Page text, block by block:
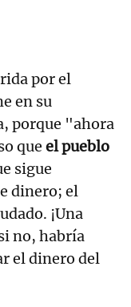
por el
en su
porque "ahora
que el pueblo
sigue
dinero; el
¡Una
no, habría
el dinero del